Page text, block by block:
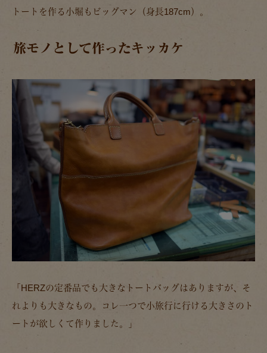
トートを作る小堀もビッグマン（身長187cm）。
旅モノとして作ったキッカケ
「HERZの定番品でも大きなトートバッグはありますが、そ
れよりも大きなもの。コレ一つで小旅行に行ける大きさのト
ートが欲しくて作りました。」